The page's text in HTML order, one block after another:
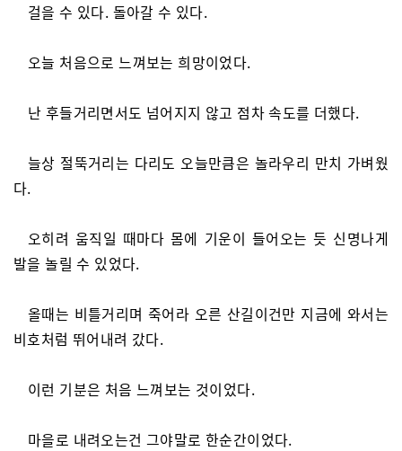
걸을 수 있다. 돌아갈 수 있다.
오늘 처음으로 느껴보는 희망이었다.
난 후들거리면서도 넘어지지 않고 점차 속도를 더했다.
늘상 절뚝거리는 다리도 오늘만큼은 놀라우리 만치 가벼웠
다.
오히려 움직일 때마다 몸에 기운이 들어오는 듯 신명나게
발을 놀릴 수 있었다.
올때는 비틀거리며 죽어라 오른 산길이건만 지금에 와서는
비호처럼 뛰어내려 갔다.
이런 기분은 처음 느껴보는 것이었다.
마을로 내려오는건 그야말로 한순간이었다.